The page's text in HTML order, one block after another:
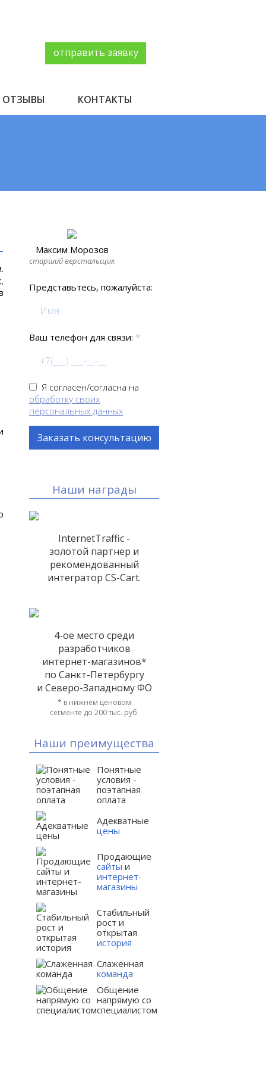
отправить заявку
ОТЗЫВЫ КОНТАКТЫ
Максим Морозов
старший верстальщик
Представьтесь, пожалуйста:
Ваш телефон для связи: *
Я согласен/согласна на
обработку своих
персональных данных
Наши награды
InternetTraffic -
золотой партнер и
рекомендованный
интегратор CS-Cart.
4-ое место среди
разработчиков
интернет-магазинов*
по Санкт-Петербургу
и Северо-Западному ФО
* в нижнем ценовом
сегменте до 200 тыс. руб.
Наши преимущества
Понятные
условия -
поэтапная
оплата
Адекватные
цены
Продающие
сайты и
интернет-
магазины
Стабильный
рост и
открытая
история
Слаженная
команда
Общение
напрямую со
специалистом